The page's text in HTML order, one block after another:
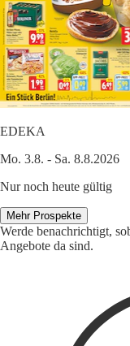
EDEKA
Mo. 3.8. - Sa. 8.8.2026
Nur noch heute gültig
Mehr Prospekte
Werde benachrichtigt,
Angebote da sind.